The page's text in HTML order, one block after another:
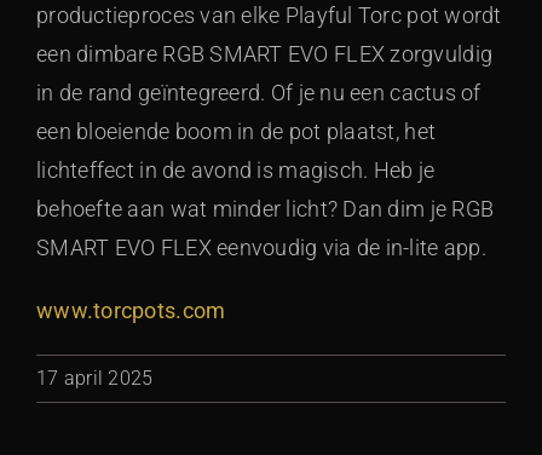
productieproces van elke Playful Torc pot wordt
een dimbare RGB SMART EVO FLEX zorgvuldig
in de rand geïntegreerd. Of je nu een cactus of
een bloeiende boom in de pot plaatst, het
lichteffect in de avond is magisch. Heb je
behoefte aan wat minder licht? Dan dim je RGB
SMART EVO FLEX eenvoudig via de in-lite app.
www.torcpots.com
17 april 2025